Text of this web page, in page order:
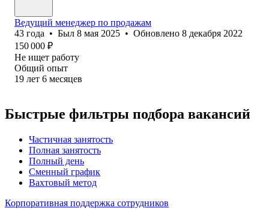
Ведущий менеджер по продажам
43 года • Был 8 мая 2025 • Обновлено 8 декабря 2022
150 000 ₽
Не ищет работу
Общий опыт
19 лет 6 месяцев
Быстрые фильтры подбора вакансий
Частичная занятость
Полная занятость
Полный день
Сменный график
Вахтовый метод
Корпоративная поддержка сотрудников